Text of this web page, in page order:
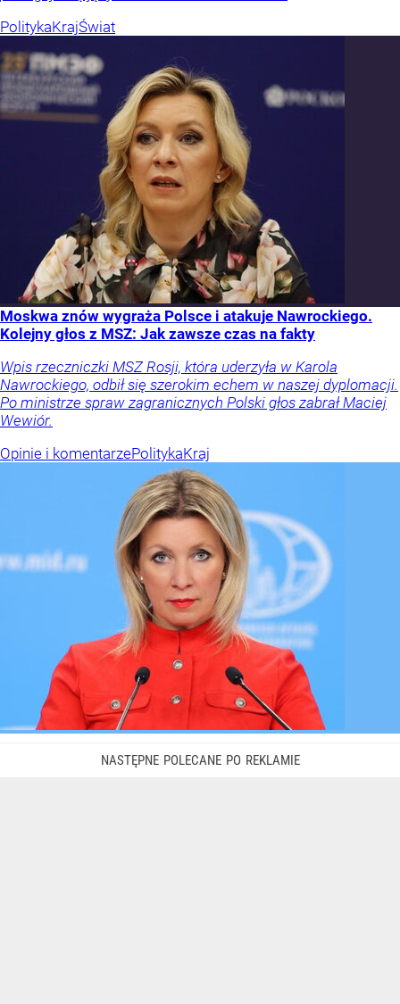
PolitykaKrajŚwiat
Moskwa znów wygraża Polsce i atakuje Nawrockiego.
Kolejny głos z MSZ: Jak zawsze czas na fakty
Wpis rzeczniczki MSZ Rosji, która uderzyła w Karola
Nawrockiego, odbił się szerokim echem w naszej dyplomacji.
Po ministrze spraw zagranicznych Polski głos zabrał Maciej
Wewiór.
Opinie i komentarzePolitykaKraj